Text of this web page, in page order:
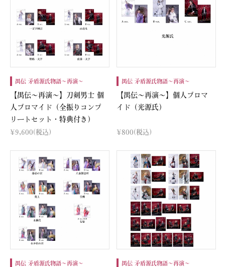
禺伝 矛盾源氏物語～再演～
【禺伝～再演～】刀剣男士 個
人ブロマイド（全振りコンプ
リートセット・特典付き）
¥9,600(税込)
禺伝 矛盾源氏物語～再演～
【禺伝～再演～】個人ブロマ
イド（光源氏）
¥800(税込)
禺伝 矛盾源氏物語～再演～ 禺伝 矛盾源氏物語～再演～